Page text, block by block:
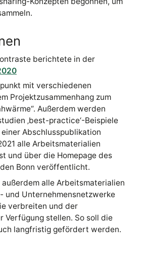
berichtete in der
mit verschiedenen
Projektzusammenhang zum
Außerdem werden
‚best-practice‘-Beispiele
Abschlusspublikation
alle Arbeitsmaterialien
und über die Homepage des
Bonn veröffentlicht.
alle Arbeitsmaterialien
und Unternehmensnetzwerke
verbreiten und der
Verfügung stellen. So soll die
langfristig gefördert werden.